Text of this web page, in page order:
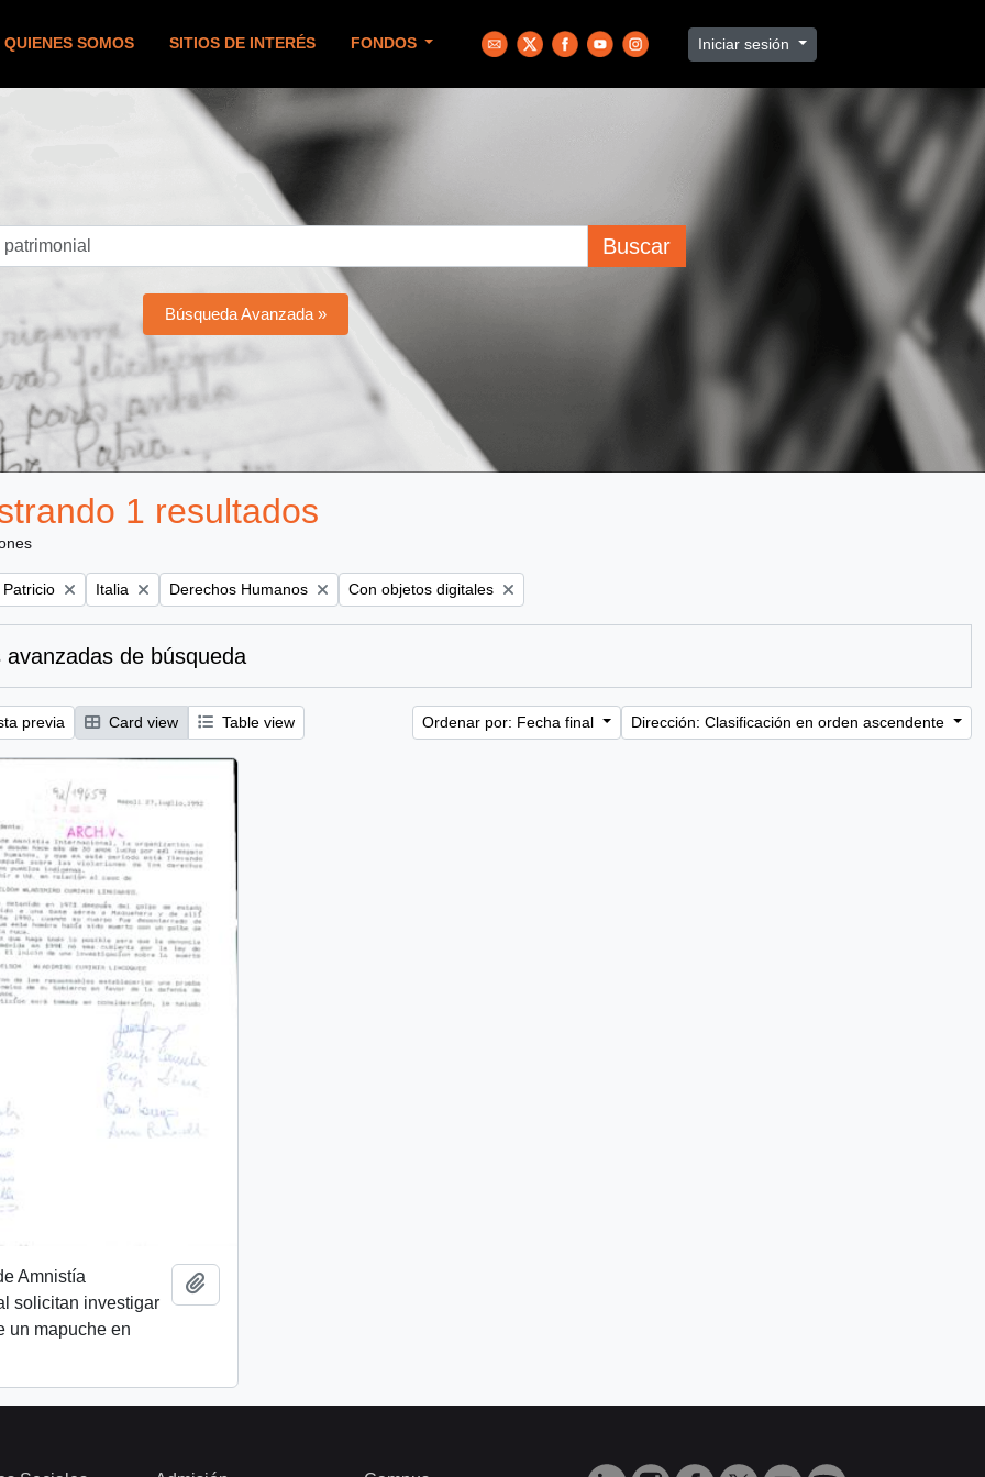
QUIENES SOMOS SITIOS DE INTERÉS FONDOS Iniciar sesión
Buscar
Búsqueda Avanzada »
1 resultados
Patricio Remove filter:
Italia Remove filter:
Derechos Humanos Remove filter:
Con objetos digitales
avanzadas de búsqueda
previa Card view Table view Ordenar por: Fecha final Dirección: Clasificación en orden ascendente
Amnistía
solicitan investigar
un mapuche en